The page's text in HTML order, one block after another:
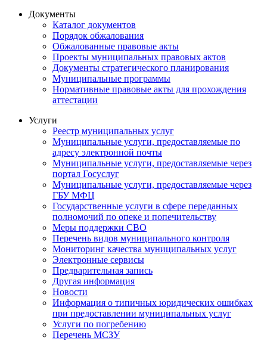
Документы
Каталог документов
Порядок обжалования
Обжалованные правовые акты
Проекты муниципальных правовых актов
Документы стратегического планирования
Муниципальные программы
Нормативные правовые акты для прохождения
аттестации
Услуги
Реестр муниципальных услуг
Муниципальные услуги, предоставляемые по
адресу электронной почты
Муниципальные услуги, предоставляемые через
портал Госуслуг
Муниципальные услуги, предоставляемые через
ГБУ МФЦ
Государственные услуги в сфере переданных
полномочий по опеке и попечительству
Меры поддержки СВО
Перечень видов муниципального контроля
Мониторинг качества муниципальных услуг
Электронные сервисы
Предварительная запись
Другая информация
Новости
Информация о типичных юридических ошибках
при предоставлении муниципальных услуг
Услуги по погребению
Перечень МСЗУ